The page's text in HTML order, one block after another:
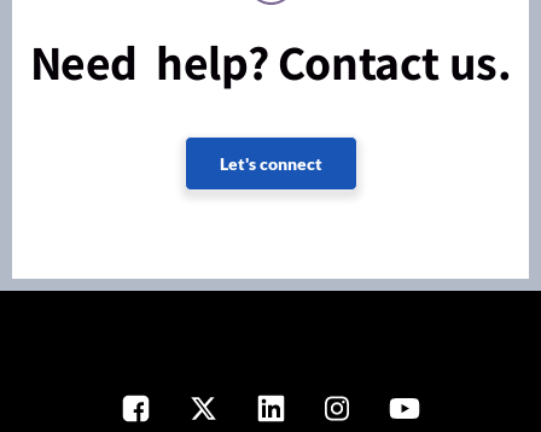
Need help? Contact us.
Let's connect